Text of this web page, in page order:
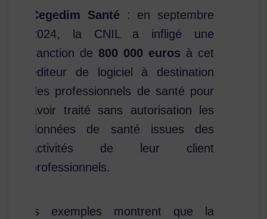
Cegedim Santé: en septembre
2024, la CNIL a infligé une
sanction de 800 000 euros à cet
éditeur de logiciel à destination
des professionnels de santé pour
avoir traité sans autorisation les
données de santé issues des
activités de leur client
professionnels.
Ces exemples montrent que la